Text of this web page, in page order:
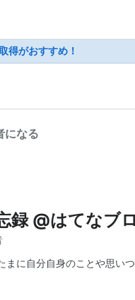
得がおすすめ！
になる
録 @はてなブ
に自分自身のことや思いつ